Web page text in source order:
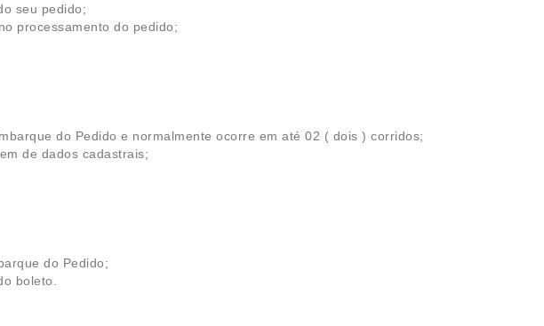
seu pedido;
processamento do pedido;
do Pedido e normalmente ocorre em até 02 ( dois ) corridos;
de dados cadastrais;
do Pedido;
boleto.